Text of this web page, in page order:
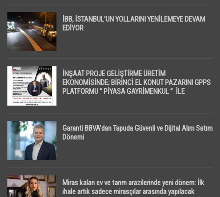
İBB, İSTANBUL’UN YOLLARINI YENİLEMEYE DEVAM
EDİYOR
İNŞAAT PROJE GELİŞTİRME ÜRETİM
EKONOMİSİNDE; BİRİNCİ EL KONUT PAZARINI GPPS
PLATFORMU ” PİYASA GAYRİMENKUL ” İLE
Garanti BBVA’dan Tapuda Güvenli ve Dijital Alım Satım
Dönemi
Miras kalan ev ve tarım arazilerinde yeni dönem: İlk
ihale artık sadece mirasçılar arasında yapılacak